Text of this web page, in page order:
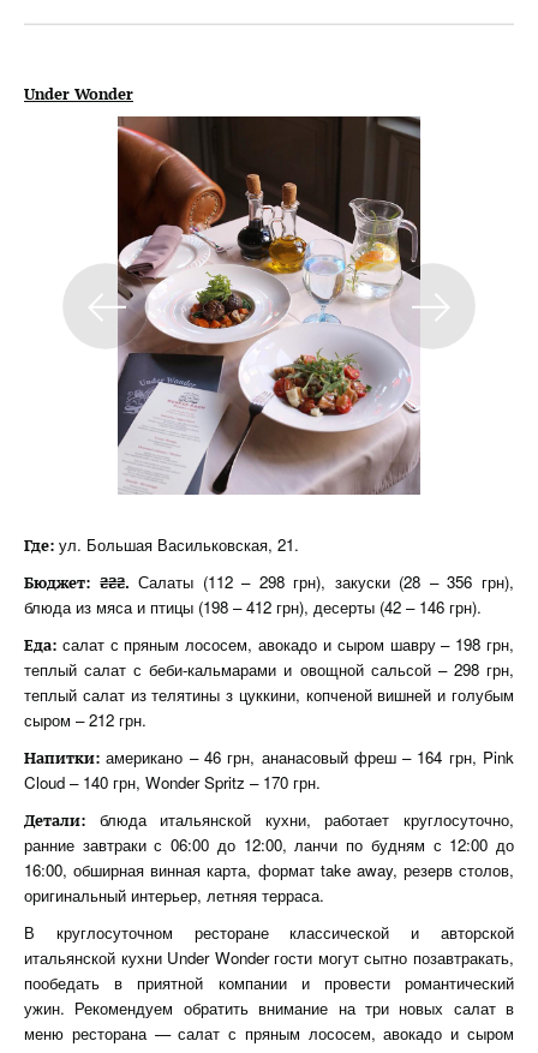
Under Wonder
Где: ул. Большая Васильковская, 21.
Бюджет: ₴₴₴. Салаты (112 – 298 грн), закуски (28 – 356 грн),
блюда из мяса и птицы (198 – 412 грн), десерты (42 – 146 грн).
Еда: салат с пряным лососем, авокадо и сыром шавру – 198 грн,
теплый салат с беби-кальмарами и овощной сальсой – 298 грн,
теплый салат из телятины з цуккини, копченой вишней и голубым
сыром – 212 грн.
Напитки: американо – 46 грн, ананасовый фреш – 164 грн, Pink
Cloud – 140 грн, Wonder Spritz – 170 грн.
Детали: блюда итальянской кухни, работает круглосуточно,
ранние завтраки с 06:00 до 12:00, ланчи по будням с 12:00 до
16:00, обширная винная карта, формат take away, резерв столов,
оригинальный интерьер, летняя терраса.
В круглосуточном ресторане классической и авторской
итальянской кухни Under Wonder гости могут сытно позавтракать,
пообедать в приятной компании и провести романтический
ужин. Рекомендуем обратить внимание на три новых салат в
меню ресторана — салат с пряным лососем, авокадо и сыром